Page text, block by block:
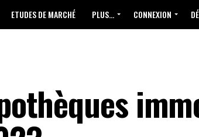
ETUDES DE MARCHÉ PLUS… CONNEXION